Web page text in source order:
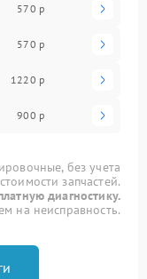
570 р
570 р
1220 р
900 р
без учета
стоимости запчастей.
диагностику.
на неисправность.